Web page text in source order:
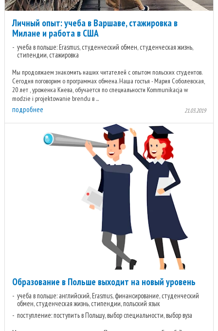
Личный опыт: учеба в Варшаве, стажировка в
Милане и работа в США
учеба в польше: Erasmus, студенческий обмен, студенческая жизнь,
стипендии, стажировка
Мы продолжаем знакомить наших читателей с опытом польских студентов.
Сегодня поговорим о программах обмена. Наша гостья - Мария Соболевская,
20 лет , уроженка Киева, обучается по специальности Kommunikacja w
modzie i projektowanie brendu в ...
подробнее 21.03.2019
Образование в Польше выходит на новый уровень
учеба в польше: английский, Erasmus, финансирование, студенческий
обмен, студенческая жизнь, стипендии, польский язык
поступление: поступить в Польшу, выбор специальности, выбор вуза